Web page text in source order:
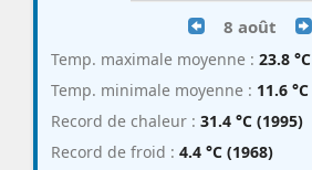
8 août
Temp. maximale moyenne : 23.8 °C
Temp. minimale moyenne : 11.6 °C
Record de chaleur : 31.4 °C (1995)
Record de froid : 4.4 °C (1968)